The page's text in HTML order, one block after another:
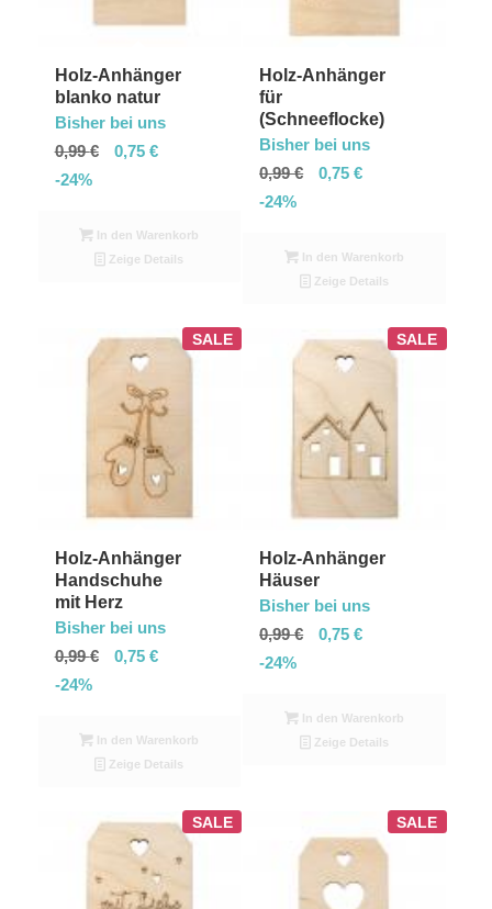
Holz-Anhänger
blanko natur
Bisher bei uns
0,99€ 0,75 €
-24%
In den Warenkorb
Zeige Details
Holz-Anhänger
für
(Schneeflocke)
Bisher bei uns
0,99€ 0,75€
-24%
In den Warenkorb
Zeige Details
SALE
Holz-Anhänger
Handschuhe
mit Herz
Bisher bei uns
0,99€ 0,75 €
-24%
In den Warenkorb
Zeige Details
SALE
Holz-Anhänger
Häuser
Bisher bei uns
0,99€ 0,75€
-24%
In den Warenkorb
Zeige Details
SALE SALE